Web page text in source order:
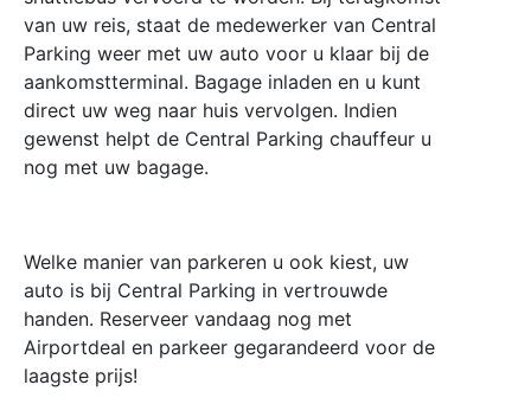
van uw reis, staat de medewerker van Central
Parking weer met uw auto voor u klaar bij de
aankomstterminal. Bagage inladen en u kunt
direct uw weg naar huis vervolgen. Indien
gewenst helpt de Central Parking chauffeur u
nog met uw bagage.
Welke manier van parkeren u ook kiest, uw
auto is bij Central Parking in vertrouwde
handen. Reserveer vandaag nog met
Airportdeal en parkeer gegarandeerd voor de
laagste prijs!